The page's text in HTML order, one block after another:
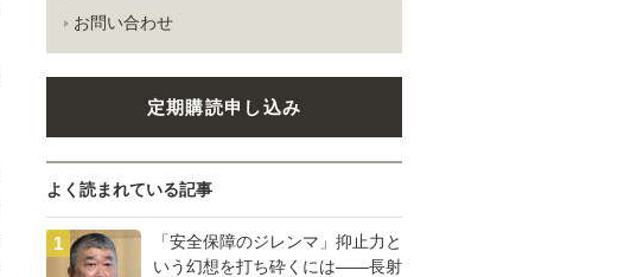
お問い合わせ
定期購読申し込み
よく読まれている記事
「安全保障のジレンマ」抑止力と
いう幻想を打ち砕くには――長射